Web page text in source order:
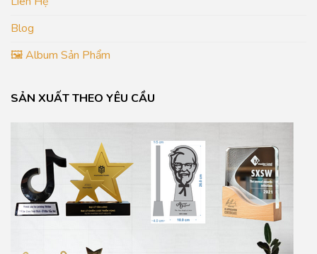
Blog
🖼️ Album Sản Phẩm
SẢN XUẤT THEO YÊU CẦU